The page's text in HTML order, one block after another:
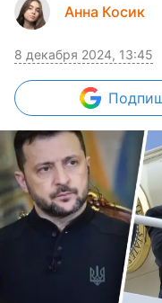
Анна Косик
8 декабря 2024, 13:45